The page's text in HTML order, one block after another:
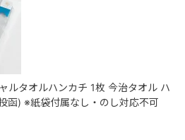
ルタオルハンカチ 1枚 今治タオル ハ
函) ※紙袋付属なし・のし対応不可